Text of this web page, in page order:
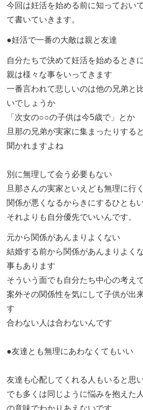
今回は妊活を始める前に知っておい
て書いていきます。
●妊活で一番の大敵は親と友達
自分たちで決めて妊活を始めるとき
親は様々な事をいってきます
一番言われて悲しいのは他の兄弟と
いでしょうか
「次女の○○の子供は今5歳で」とか
旦那の兄弟が実家に集まったりする
聞かれますよね
別に無理して会う必要もない
旦那さんの実家といえども無理に行
関係が悪くなるからきにするひとも
それよりも自分優先でいいんです。
元から関係があんまりよくない
結婚する前から関係があんまりよく
事もあります
そういう面でも自分たち中心の考え
案外その関係性を気にして子供が出
す
合わない人は合わないんです
●友達とも無理にあわなくてもいい
友達も心配してくれる人もいると思
でも多くは同じように悩みを抱えた
の意味でわかりあえないです